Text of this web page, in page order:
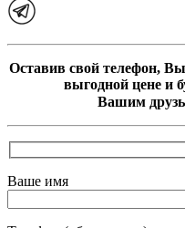
Оставив свой телефон,
выгодной цене и
Вашим
Ваше имя